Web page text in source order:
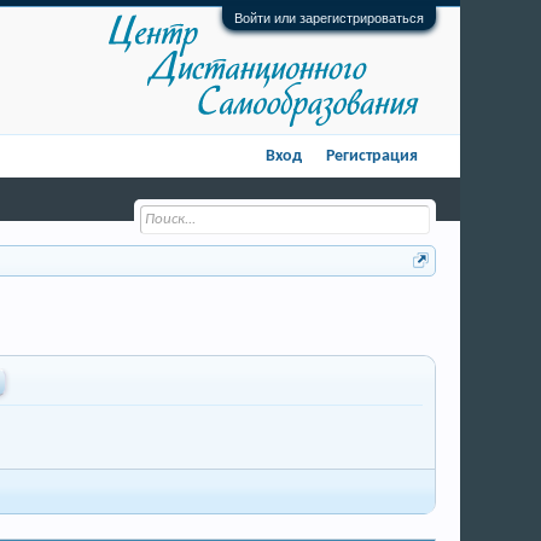
Войти или зарегистрироваться
Вход Регистрация